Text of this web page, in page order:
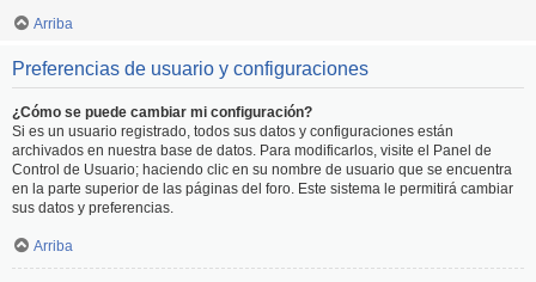
Arriba
Preferencias de usuario y configuraciones
¿Cómo se puede cambiar mi configuración?
Si es un usuario registrado, todos sus datos y configuraciones están
archivados en nuestra base de datos. Para modificarlos, visite el Panel de
Control de Usuario; haciendo clic en su nombre de usuario que se encuentra
en la parte superior de las páginas del foro. Este sistema le permitirá cambiar
sus datos y preferencias.
Arriba